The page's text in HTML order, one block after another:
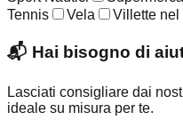
Tennis
Vela Villette nel
📬 Hai bisogno di
Lasciati consigliare dai
ideale su misura per te.